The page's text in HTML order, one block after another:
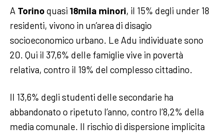
A Torino quasi 18mila minori, il 15% degli under 18
residenti, vivono in un’area di disagio
socioeconomico urbano. Le Adu individuate sono
20. Qui il 37,6% delle famiglie vive in povertà
relativa, contro il 19% del complesso cittadino.
Il 13,6% degli studenti delle secondarie ha
abbandonato o ripetuto l’anno, contro l’8,2% della
media comunale. Il rischio di dispersione implicita